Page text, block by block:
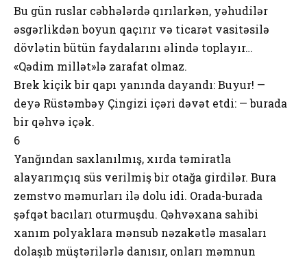
Bu gün ruslar cəbhələrdə qırılarkən, yəhudilər
əsgərlikdən boyun qaçırır və ticarət vasitəsilə
dövlətin bütün faydalarını əlində toplayır…
«Qədim millət»lə zarafat olmaz.
Brek kiçik bir qapı yanında dayandı: Buyur! —
deyə Rüstəmbəy Çingizi içəri dəvət etdi: — burada
bir qəhvə içək.
6
Yanğından saxlanılmış, xırda təmiratla
alayarımçıq süs verilmiş bir otağa girdilər. Bura
zemstvo məmurları ilə dolu idi. Orada-burada
şəfqət bacıları oturmuşdu. Qəhvəxana sahibi
xanım polyaklara mənsub nəzakətlə masaları
dolaşıb müştərilərlə danısır, onları məmnun